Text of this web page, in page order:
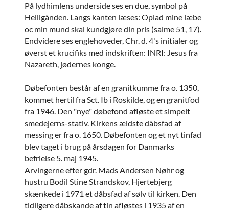
På lydhimlens underside ses en due, symbol på
Helligånden. Langs kanten læses: Oplad mine læbe
oc min mund skal kundgjøre din pris (salme 51, 17).
Endvidere ses englehoveder, Chr. d. 4's initialer og
øverst et krucifiks med indskriften: INRI: Jesus fra
Nazareth, jødernes konge.
Døbefonten består af en granitkumme fra o. 1350,
kommet hertil fra Sct. Ib i Roskilde, og en granitfod
fra 1946. Den "nye" døbefond afløste et simpelt
smedejerns-stativ. Kirkens ældste dåbsfad af
messing er fra o. 1650. Døbefonten og et nyt tinfad
blev taget i brug på årsdagen for Danmarks
befrielse 5. maj 1945.
Arvingerne efter gdr. Mads Andersen Nøhr og
hustru Bodil Stine Strandskov, Hjertebjerg
skænkede i 1971 et dåbsfad af sølv til kirken. Den
tidligere dåbskande af tin afløstes i 1935 af en